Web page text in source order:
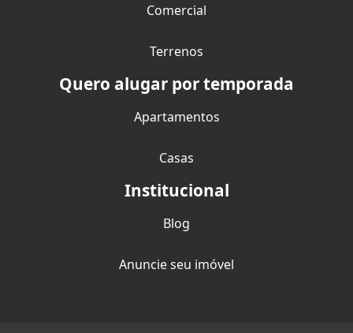
Comercial
Terrenos
Quero alugar por temporada
Apartamentos
Casas
Institucional
Blog
Anuncie seu imóvel